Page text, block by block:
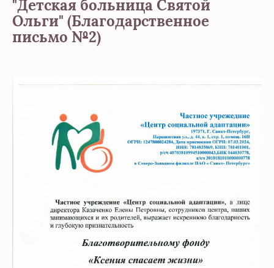
"Детская больница Святой
Ольги" (Благодарственное
письмо №2)